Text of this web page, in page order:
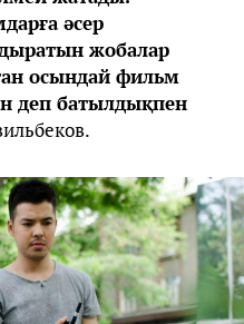
әсер
жобалар
осындай фильм
деп батылдықпен